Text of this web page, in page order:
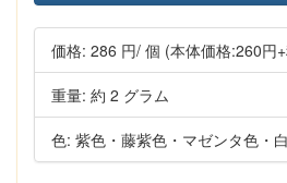
価格: 286 円/ 個 (本体価格:260円
重量: 約 2 グラム
色: 紫色・藤紫色・マゼンタ色・